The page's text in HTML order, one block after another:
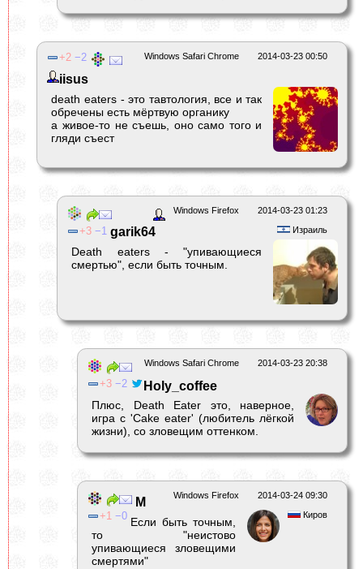
2014-03-23 00:50
Windows Safari Chrome
2 2
iisus
death eaters - это тавтология, все и так
обречены есть мёртвую органику
а живое-то не съешь, оно само того и
гляди съест
2014-03-23 01:23
Windows Firefox
Израиль
3 1 garik64
Death eaters - "упивающиеся
смертью", если быть точным.
2014-03-23 20:38
Windows Safari Chrome
3 2 Holy_coffee
Плюс, Death Eater это, наверное,
игра с 'Cake eater' (любитель лёгкой
жизни), со зловещим оттенком.
2014-03-24 09:30
Windows Firefox
Киров
1 0
М
Если быть точным,
то "неистово
упивающиеся зловещими
смертями"